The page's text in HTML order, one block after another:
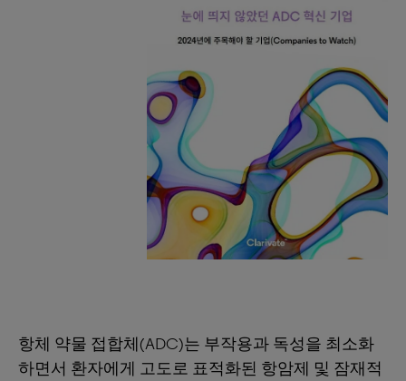
항체 약물 접합체(ADC)는 부작용과 독성을 최소화
하면서 환자에게 고도로 표적화된 항암제 및 잠재적